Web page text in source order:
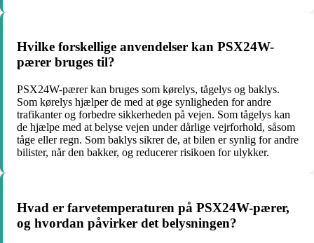
Hvilke forskellige anvendelser kan PSX24W-
pærer bruges til?
PSX24W-pærer kan bruges som kørelys, tågelys og baklys.
Som kørelys hjælper de med at øge synligheden for andre
trafikanter og forbedre sikkerheden på vejen. Som tågelys kan
de hjælpe med at belyse vejen under dårlige vejrforhold, såsom
tåge eller regn. Som baklys sikrer de, at bilen er synlig for andre
bilister, når den bakker, og reducerer risikoen for ulykker.
Hvad er farvetemperaturen på PSX24W-pærer,
og hvordan påvirker det belysningen?